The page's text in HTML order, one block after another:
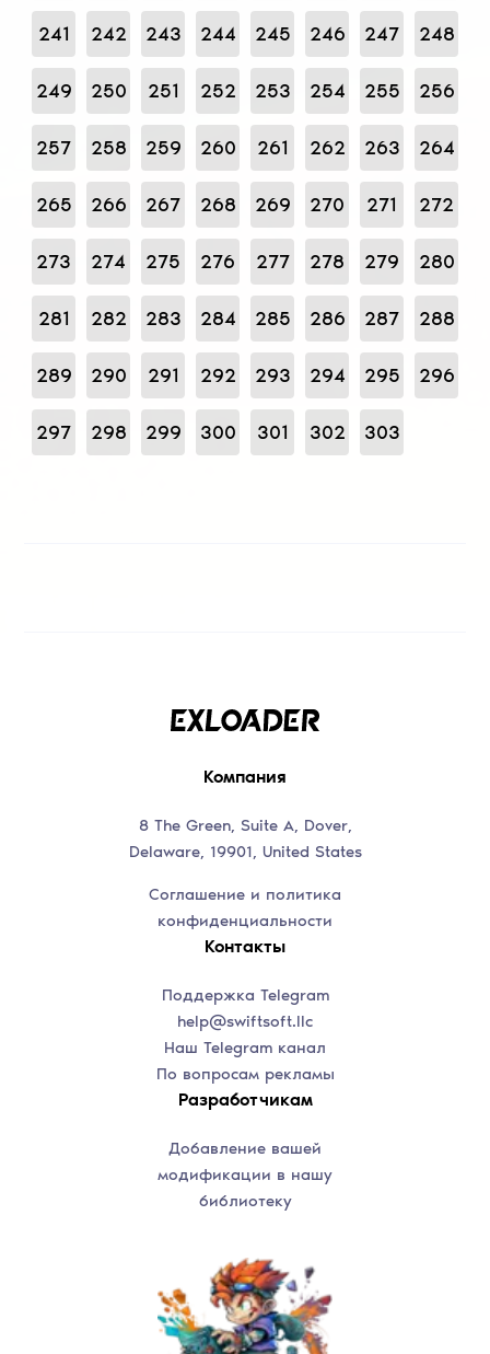
241 242 243 244 245 246 247 248
249 250 251 252 253 254 255 256
257 258 259 260 261 262 263 264
265 266 267 268 269 270 271 272
273 274 275 276 277 278 279 280
281 282 283 284 285 286 287 288
289 290 291 292 293 294 295 296
297 298 299 300 301 302 303
Компания
8 The Green, Suite A, Dover,
Delaware, 19901, United States
Соглашение и политика
конфиденциальности
Контакты
Поддержка Telegram
help@swiftsoft.llc
Наш Telegram канал
По вопросам рекламы
Разработчикам
Добавление вашей
модификации в нашу
библиотеку